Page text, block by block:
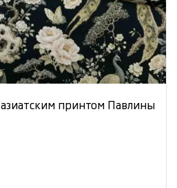
принтом Павлины